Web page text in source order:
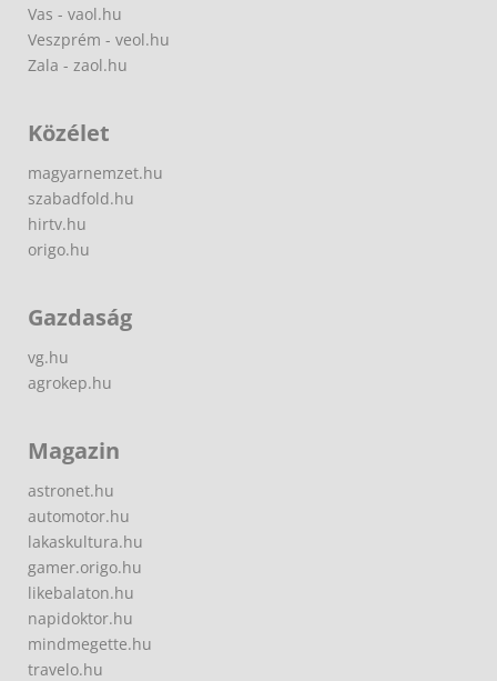
Vas - vaol.hu
Veszprém - veol.hu
Zala - zaol.hu
Közélet
magyarnemzet.hu
szabadfold.hu
hirtv.hu
origo.hu
Gazdaság
vg.hu
agrokep.hu
Magazin
astronet.hu
automotor.hu
lakaskultura.hu
gamer.origo.hu
likebalaton.hu
napidoktor.hu
mindmegette.hu
travelo.hu